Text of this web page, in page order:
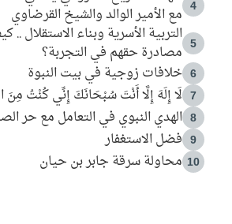
4
مع الأمير الوالد والشيخ القرضاوي
5
التربية الأسرية وبناء الاستقلال ..
مصادرة حقهم في التجربة؟
6 خلافات زوجية في بيت النبوة
7 لَا إِلَهَ إِلَّا أَنْتَ سُبْحَانَكَ إِنِّي كُنْتُ مِنَ
8 الهدي النبوي في التعامل مع حر
9 فضل الاستغفار
10 محاولة سرقة جابر بن حيان